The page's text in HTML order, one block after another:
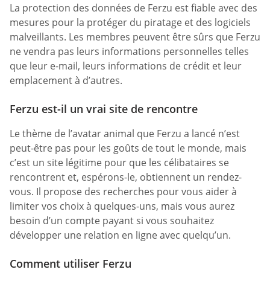
La protection des données de Ferzu est fiable avec des
mesures pour la protéger du piratage et des logiciels
malveillants. Les membres peuvent être sûrs que Ferzu
ne vendra pas leurs informations personnelles telles
que leur e-mail, leurs informations de crédit et leur
emplacement à d’autres.
Ferzu est-il un vrai site de rencontre
Le thème de l’avatar animal que Ferzu a lancé n’est
peut-être pas pour les goûts de tout le monde, mais
c’est un site légitime pour que les célibataires se
rencontrent et, espérons-le, obtiennent un rendez-
vous. Il propose des recherches pour vous aider à
limiter vos choix à quelques-uns, mais vous aurez
besoin d’un compte payant si vous souhaitez
développer une relation en ligne avec quelqu’un.
Comment utiliser Ferzu